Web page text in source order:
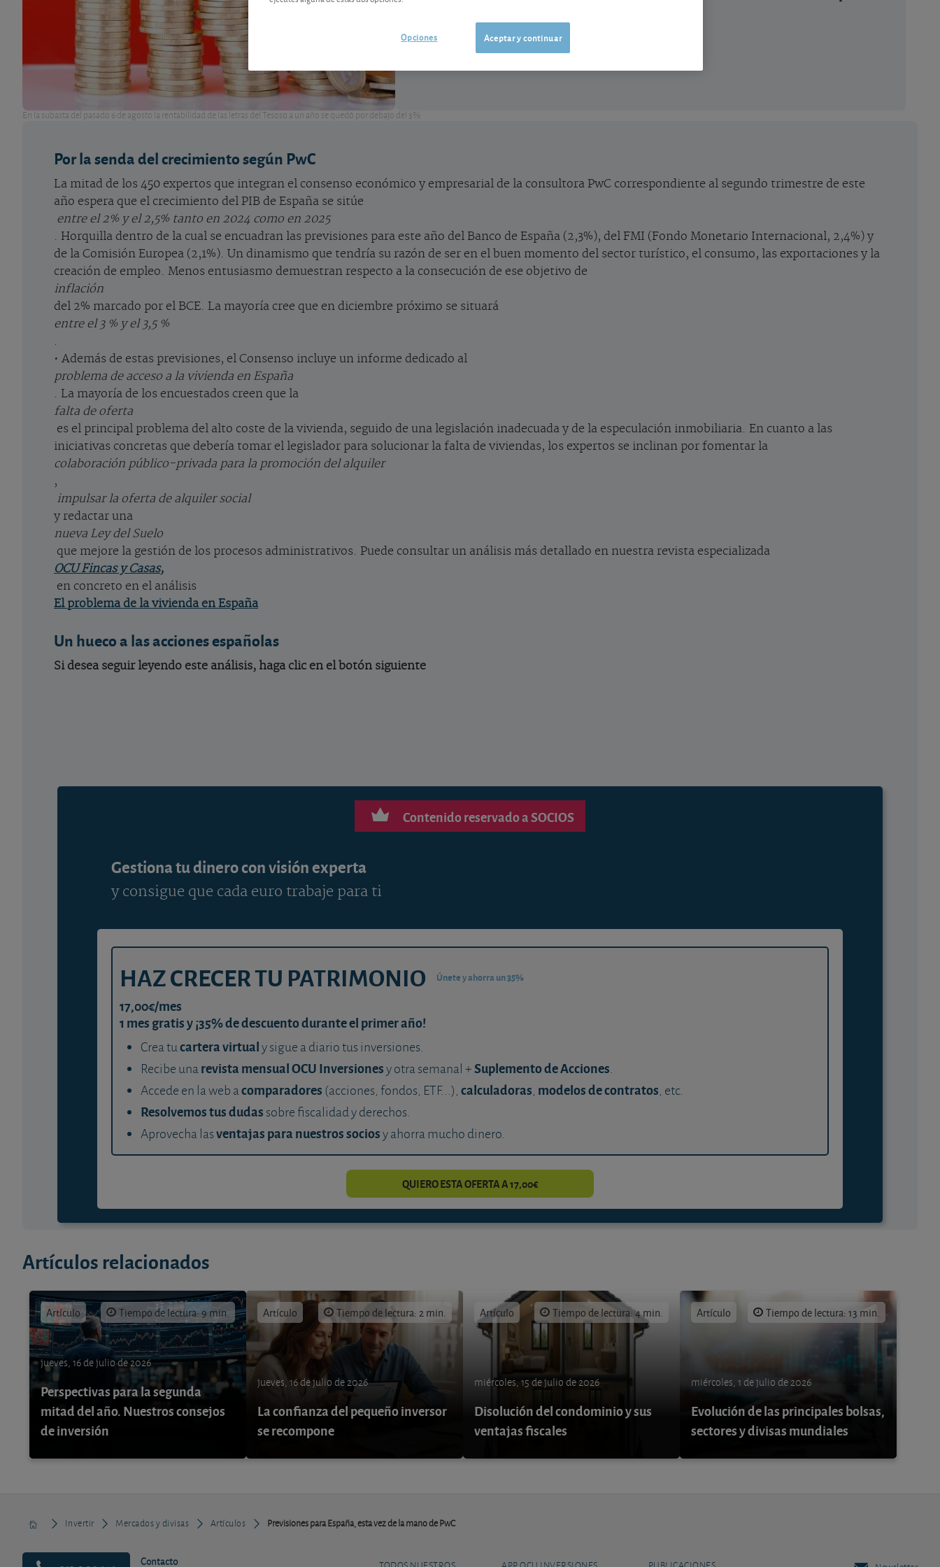
En la subasta del pasado 6 de agosto la rentabilidad de las letras del Tesoso a un año se quedó por debajo del 3%
Por la senda del crecimiento según PwC
La mitad de los 450 expertos que integran el consenso económico y empresarial de la consultora PwC correspondiente al segundo trimestre de este
año espera que el crecimiento del PIB de España se sitúe
entre el 2% y el 2,5% tanto en 2024 como en 2025
. Horquilla dentro de la cual se encuadran las previsiones para este año del Banco de España (2,3%), del FMI (Fondo Monetario Internacional, 2,4%) y
de la Comisión Europea (2,1%). Un dinamismo que tendría su razón de ser en el buen momento del sector turístico, el consumo, las exportaciones y la
creación de empleo. Menos entusiasmo demuestran respecto a la consecución de ese objetivo de
inflación
del 2% marcado por el BCE. La mayoría cree que en diciembre próximo se situará
entre el 3 % y el 3,5 %
.
• Además de estas previsiones, el Consenso incluye un informe dedicado al
problema de acceso a la vivienda en España
. La mayoría de los encuestados creen que la
falta de oferta
es el principal problema del alto coste de la vivienda, seguido de una legislación inadecuada y de la especulación inmobiliaria. En cuanto a las
iniciativas concretas que debería tomar el legislador para solucionar la falta de viviendas, los expertos se inclinan por fomentar la
colaboración público-privada para la promoción del alquiler
,
impulsar la oferta de alquiler social
y redactar una
nueva Ley del Suelo
que mejore la gestión de los procesos administrativos. Puede consultar un análisis más detallado en nuestra revista especializada
OCU Fincas y Casas,
en concreto en el análisis
El problema de la vivienda en España
Un hueco a las acciones españolas
Si desea seguir leyendo este análisis, haga clic en el botón siguiente
Contenido reservado a SOCIOS
Gestiona tu dinero con visión experta
y consigue que cada euro trabaje para ti
HAZ CRECER TU PATRIMONIO Únete y ahorra un 35%
17,00€/mes
1 mes gratis y ¡35% de descuento durante el primer año!
Crea tucartera virtualy sigue a diario tus inversiones.
Recibe unarevista mensual OCU Inversionesy otra semanal +Suplemento de Acciones.
Accede en la web acomparadores (acciones, fondos, ETF...), calculadoras, modelos de contratos, etc.
Resolvemos tus dudas sobre fiscalidad y derechos.
Aprovecha lasventajas para nuestros sociosy ahorra mucho dinero.
QUIERO ESTA OFERTA A 17,00€
Artículos relacionados
Artículo Tiempo de lectura: 9 min.
jueves, 16 de julio de 2026
Perspectivas para la segunda
mitad del año. Nuestros consejos
de inversión
Artículo Tiempo de lectura: 2 min.
jueves, 16 de julio de 2026
La confianza del pequeño inversor
se recompone
Artículo Tiempo de lectura: 4 min.
miércoles, 15 de julio de 2026
Disolución del condominio y sus
ventajas fiscales
Artículo Tiempo de lectura: 13 min.
miércoles, 1 de julio de 2026
Evolución de las principales bolsas,
sectores y divisas mundiales
Invertir Mercados y divisas Artículos Previsiones para España, esta vez de la mano de PwC
Contacto
Aceptar y continuar
Opciones